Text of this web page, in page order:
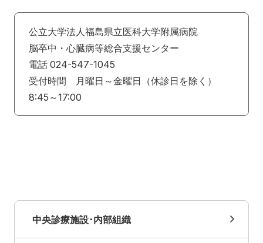
公立大学法人福島県立医科大学附属病院
脳卒中・心臓病等総合支援センター
電話 024-547-1045
受付時間 月曜日～金曜日（休診日を除く）
8:45～17:00
中央診療施設･内部組織